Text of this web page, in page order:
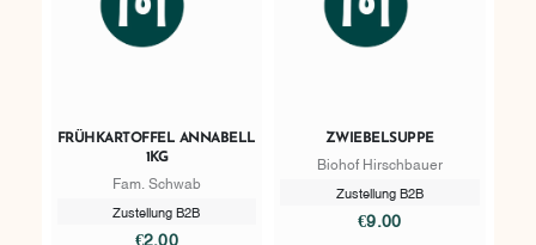
FRÜHKARTOFFEL ANNABELL
1KG
Fam. Schwab
Zustellung B2B
€2.00
ZWIEBELSUPPE
Biohof Hirschbauer
Zustellung B2B
€9.00